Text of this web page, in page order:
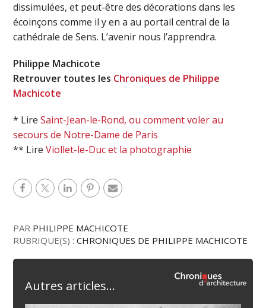
dissimulées, et peut-être des décorations dans les
écoinçons comme il y en a au portail central de la
cathédrale de Sens. L’avenir nous l’apprendra.
Philippe Machicote
Retrouver toutes les Chroniques de Philippe
Machicote
* LireSaint-Jean-le-Rond, ou comment voler au
secours de Notre-Dame de Paris
** LireViollet-le-Duc et la photographie
PAR PHILIPPE MACHICOTE
RUBRIQUE(S) :CHRONIQUES DE PHILIPPE MACHICOTE
Autres articles...